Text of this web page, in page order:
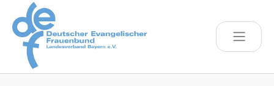
Skip to main content